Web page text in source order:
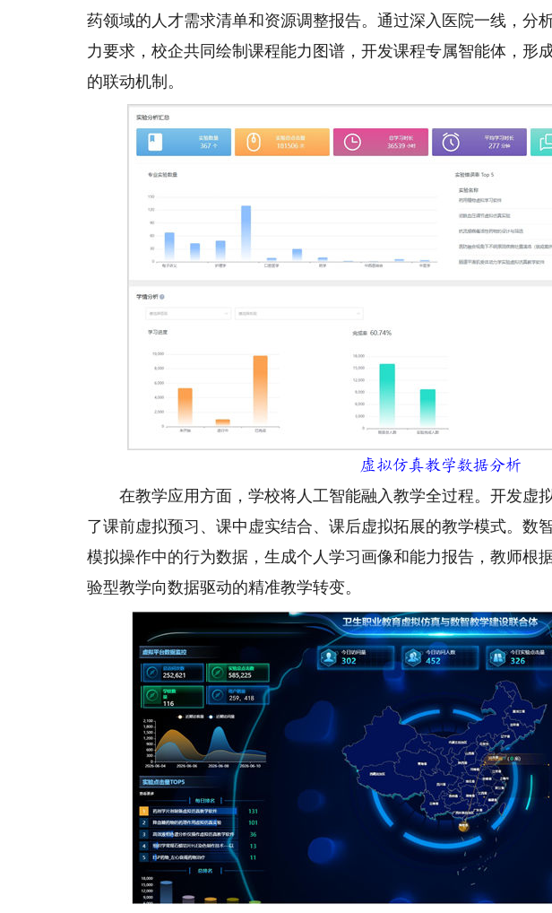
药领域的人才需求清单和资源调整报告。通过深入医院一线，分
力要求，校企共同绘制课程能力图谱，开发课程专属智能体，形
的联动机制。
虚拟仿真教学数据分析
在教学应用方面，学校将人工智能融入教学全过程。开发虚
了课前虚拟预习、课中虚实结合、课后虚拟拓展的教学模式。数
模拟操作中的行为数据，生成个人学习画像和能力报告，教师根
验型教学向数据驱动的精准教学转变。